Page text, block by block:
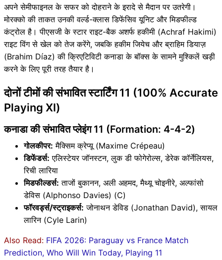
अपने सेमीफाइनल के सफर को दोहराने के इरादे से मैदान पर उतरेगी।
मोरक्को की ताकत उनकी वर्ल्ड-क्लास डिफेंसिव यूनिट और मिडफील्ड
कंट्रोल है। पीएसजी के स्टार राइट-बैक अशर्फ हकीमी (Achraf Hakimi)
राइट विंग से खेल को तेज करेंगे, जबकि हकीम जियेच और ब्राहिम डियाज़
(Brahim Díaz) की क्रिएटिविटी कनाडा के बॉक्स के सामने मुश्किलें खड़ी
करने के लिए पूरी तरह तैयार है।
दोनों टीमों की संभावित स्टार्टिंग 11 (100% Accurate
Playing XI)
कनाडा की संभावित प्लेइंग 11 (Formation: 4-4-2)
गोलकीपर: मैक्सिम क्रेप्यू (Maxime Crépeau)
डिफेंडर्स: एलिस्टेयर जॉनस्टन, लुक डी फोगेरोल्स, डेरेक कॉर्नेलियस,
रिची लारिया
मिडफील्डर्स: ताजों बुकानन, अली अहमद, मैथ्यू चोइनीरे, अल्फांसो
डेविस (Alphonso Davies) (C)
फॉरवर्ड्स/स्ट्राइकर्स: जोनाथन डेविड (Jonathan David), सायल
लारिन (Cyle Larin)
Also Read: FIFA 2026: Paraguay vs France Match
Prediction, Who Will Win Today, Playing 11